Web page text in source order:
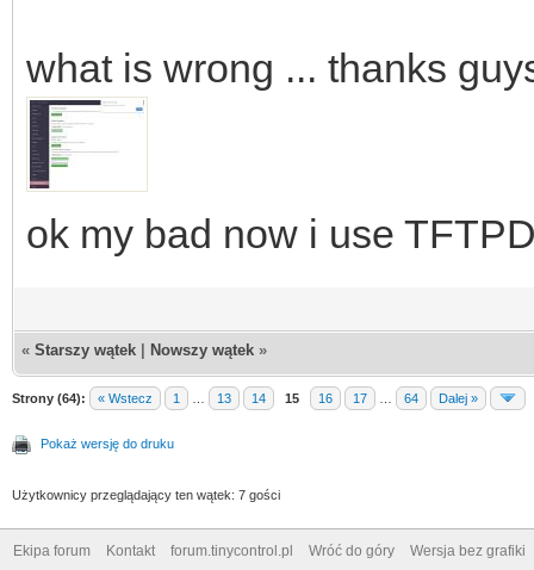
what is wrong ... thanks
ok my bad now i use
« Starszy wątek Nowszy wątek »
Strony (64): « Wstecz 1 13 14 15 16 17 64 Dalej »
Pokaż wersję do druku
Użytkownicy przeglądający ten wątek: 7 gości
Ekipa forum Kontakt forum.tinycontrol.pl Wróć do góry Wersja bez grafiki